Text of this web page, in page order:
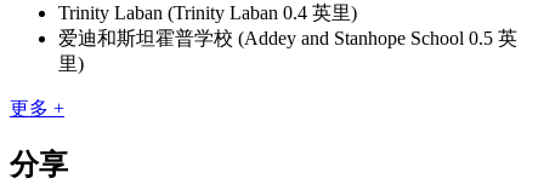
Trinity Laban (Trinity Laban 0.4 英里)
爱迪和斯坦霍普学校 (Addey and Stanhope School 0.5 英
里)
更多 +
分享